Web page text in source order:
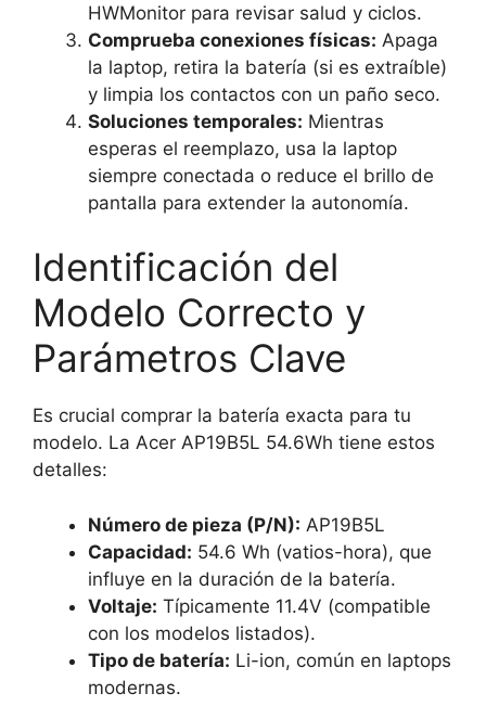
HWMonitor para revisar salud y ciclos.
Comprueba conexiones físicas: Apaga
la laptop, retira la batería (si es extraíble)
y limpia los contactos con un paño seco.
Soluciones temporales: Mientras
esperas el reemplazo, usa la laptop
siempre conectada o reduce el brillo de
pantalla para extender la autonomía.
Identificación del
Modelo Correcto y
Parámetros Clave
Es crucial comprar la batería exacta para tu
modelo. La Acer AP19B5L 54.6Wh tiene estos
detalles:
Número de pieza (P/N): AP19B5L
Capacidad: 54.6 Wh (vatios-hora), que
influye en la duración de la batería.
Voltaje: Típicamente 11.4V (compatible
con los modelos listados).
Tipo de batería: Li-ion, común en laptops
modernas.